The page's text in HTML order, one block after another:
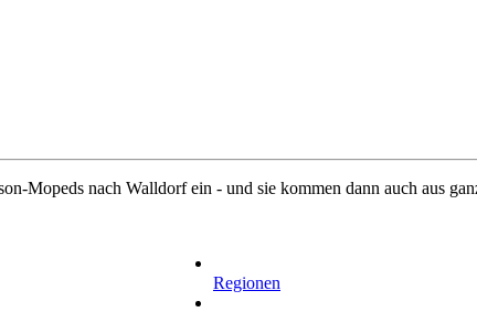
Mopeds nach Walldorf ein - und sie kommen dann auch aus
Regionen